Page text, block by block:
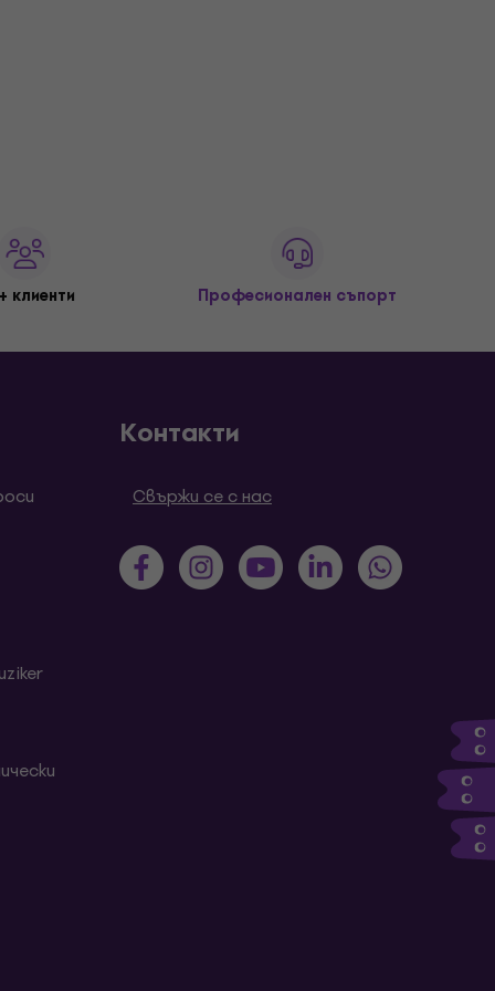
клиенти Професионален съпорт
Контакти
Свържи се с нас